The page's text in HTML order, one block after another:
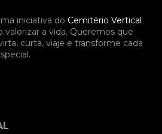
iniciativa do Cemitério Vertical
valorizar a vida. Queremos que
curta, viaje e transforme cada